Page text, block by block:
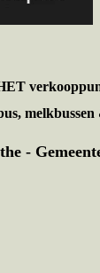
-